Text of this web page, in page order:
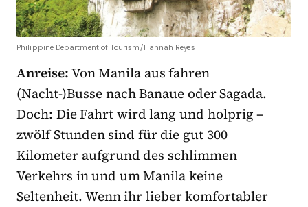
Philippine Department of Tourism/Hannah Reyes
Anreise:Von Manila aus fahren
(Nacht-)Busse nach Banaue oder Sagada.
Doch: Die Fahrt wird lang und holprig –
zwölf Stunden sind für die gut 300
Kilometer aufgrund des schlimmen
Verkehrs in und um Manila keine
Seltenheit. Wenn ihr lieber komfortabler